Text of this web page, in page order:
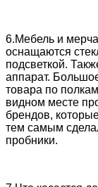
6.Мебель и
оснащаются
подсветкой.
аппарат.
товара по
видном месте
брендов,
тем самым
пробники.